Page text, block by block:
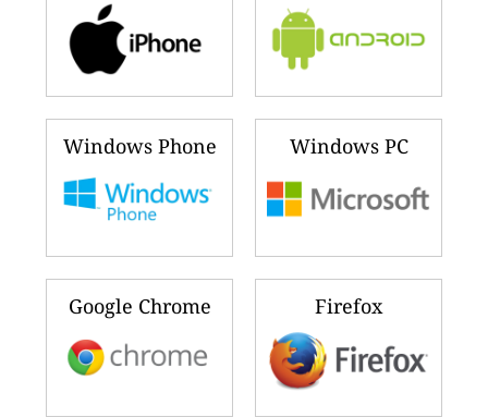
🇺🇸
미국
인도
🇱🇸 126
레소토
🇲🇿
모잠비크
🇷🇼
🇨🇳
중국
Ranking updated 몇 초 전 (2026년 8월 8일 오후 6:46)
실시간 대기질 지수 위젯 다운로드 :